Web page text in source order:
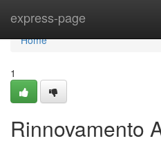
express-page
Home
Home
1
Rinnovamento